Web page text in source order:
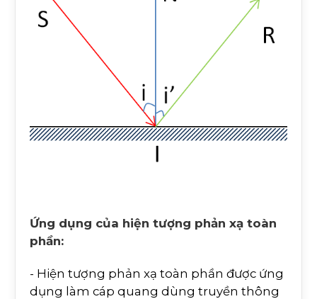
Ứng dụng của hiện tượng phản xạ toàn
phần:
- Hiện tượng phản xạ toàn phần được ứng
dụng làm cáp quang dùng truyền thông